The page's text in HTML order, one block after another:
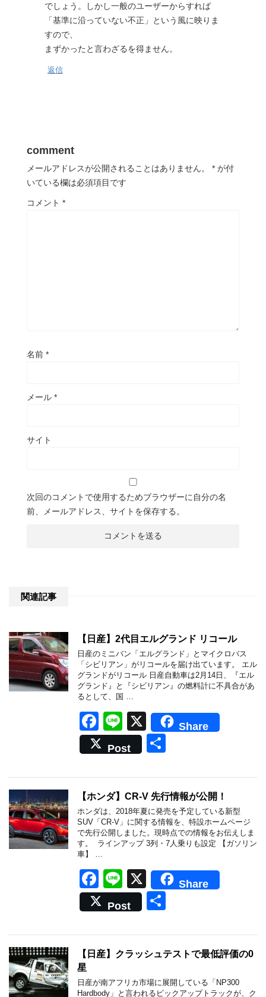
でしょう。しかし一般のユーザーからすれば
「基準に沿っていない不正」という風に映りま
すので、
まずかったと言わざるを得ません。
返信
comment
メールアドレスが公開されることはありません。 * が付
いている欄は必須項目です
コメント *
名前 *
メール *
サイト
次回のコメントで使用するためブラウザーに自分の名
前、メールアドレス、サイトを保存する。
関連記事
【日産】2代目エルグランド リコール
日産のミニバン「エルグランド」とマイクロバス
「シビリアン」がリコールを届け出ています。 エル
グランドがリコール 日産自動車は2月14日、『エル
グランド』と『シビリアン』の燃料計に不具合があ
るとして、国 …
F
a
c
e
b
o
o
k
Li
n
e
X
Share
Post
【ホンダ】CR-V 先行情報が公開！
ホンダは、2018年夏に発売を予定している新型
SUV「CR-V」に関する情報を、特設ホームページ
で先行公開しました。現時点での情報をお伝えしま
す。 ラインアップ 3列・7人乗りも設定 【ガソリン
車】 …
F
a
c
e
b
o
o
Li
n
e
X
Share
Post
【日産】クラッシュテストで最低評価の0
星
日産が南アフリカ市場に展開している「NP300
Hardbody」と言われるピックアップトラックが、ク